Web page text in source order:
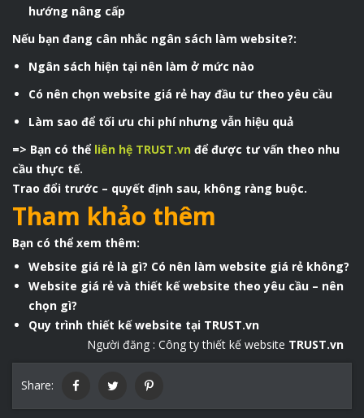
hướng nâng cấp
Nếu bạn đang cân nhắc ngân sách làm website?:
Ngân sách hiện tại nên làm ở mức nào
Có nên chọn website giá rẻ hay đầu tư theo yêu cầu
Làm sao để tối ưu chi phí nhưng vẫn hiệu quả
=> Bạn có thể liên hệ TRUST.vn để được tư vấn theo nhu
cầu thực tế.
Trao đổi trước – quyết định sau, không ràng buộc.
Tham khảo thêm
Bạn có thể xem thêm:
Website giá rẻ là gì? Có nên làm website giá rẻ không?
Website giá rẻ và thiết kế website theo yêu cầu – nên
chọn gì?
Quy trình thiết kế website tại TRUST.vn
Người đăng : Công ty thiết kế website TRUST.vn
Share: